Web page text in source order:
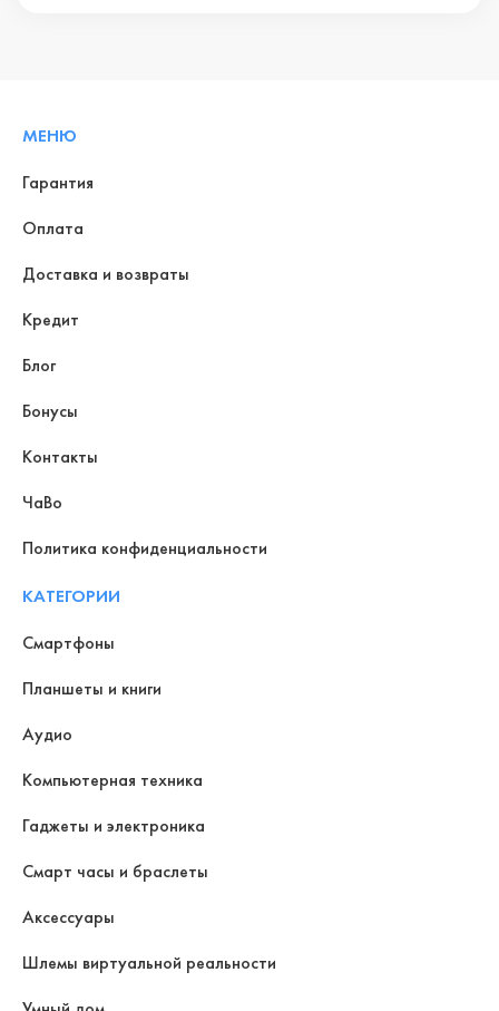
МЕНЮ
Гарантия
Оплата
Доставка и возвраты
Кредит
Блог
Бонусы
Контакты
ЧаВо
Политика конфиденциальности
КАТЕГОРИИ
Смартфоны
Планшеты и книги
Аудио
Компьютерная техника
Гаджеты и электроника
Смарт часы и браслеты
Аксессуары
Шлемы виртуальной реальности